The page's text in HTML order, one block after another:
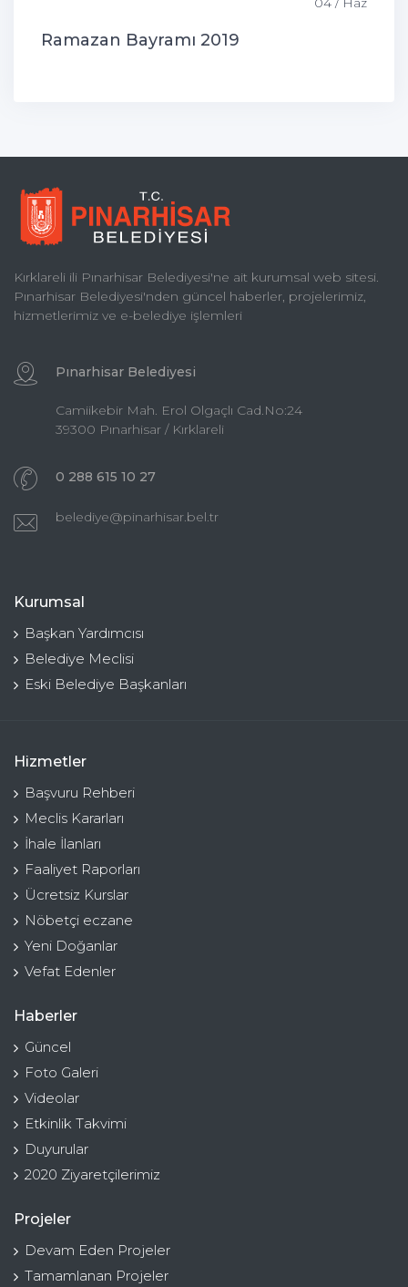
Ramazan Bayramı 2019
Kırklareli ili Pınarhisar Belediyesi'ne ait kurumsal web sitesi.
Pınarhisar Belediyesi'nden güncel haberler, projelerimiz,
hizmetlerimiz ve e-belediye işlemleri
Pınarhisar Belediyesi
Camiikebir Mah. Erol Olgaçlı Cad.No:24
39300 Pınarhisar / Kırklareli
0 288 615 10 27
belediye@pinarhisar.bel.tr
Kurumsal
Başkan Yardımcısı
Belediye Meclisi
Eski Belediye Başkanları
Hizmetler
Başvuru Rehberi
Meclis Kararları
İhale İlanları
Faaliyet Raporları
Ücretsiz Kurslar
Nöbetçi eczane
Yeni Doğanlar
Vefat Edenler
Haberler
Güncel
Foto Galeri
Videolar
Etkinlik Takvimi
Duyurular
2020 Ziyaretçilerimiz
Projeler
Devam Eden Projeler
Tamamlanan Projeler